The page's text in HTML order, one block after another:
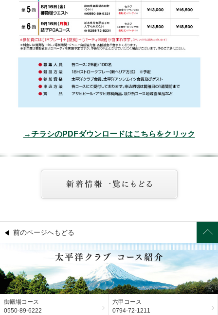
→チラシのPDFダウンロードはこちらをクリック
前のページへもどる
御殿場コース
0550-89-6222
六甲コース
0794-72-1211